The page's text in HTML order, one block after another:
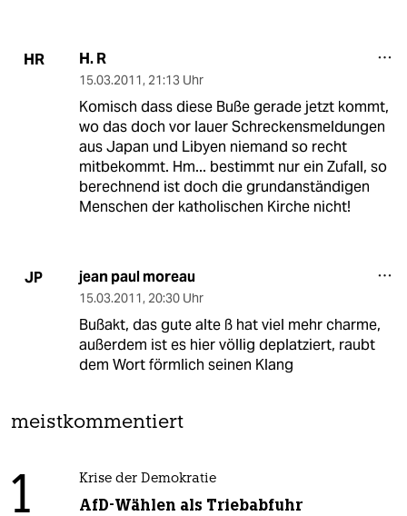
HR H. R
15.03.2011, 21:13 Uhr
Komisch dass diese Buße gerade jetzt kommt,
wo das doch vor lauer Schreckensmeldungen
aus Japan und Libyen niemand so recht
mitbekommt. Hm... bestimmt nur ein Zufall, so
berechnend ist doch die grundanständigen
Menschen der katholischen Kirche nicht!
JP jean paul moreau
15.03.2011, 20:30 Uhr
Bußakt, das gute alte ß hat viel mehr charme,
außerdem ist es hier völlig deplatziert, raubt
dem Wort förmlich seinen Klang
meistkommentiert
1 Krise der Demokratie
AfD-Wählen als Triebabfuhr